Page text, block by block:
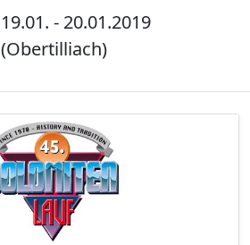
19.01. - 20.01.2019
(Obertilliach)